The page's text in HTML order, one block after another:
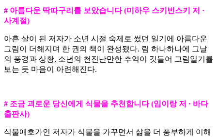
# 아름다운 딱따구리를 보았습니다 (미하우 스키빈스키 저 ·
사계절)
아흔 살이 된 저자가 소년 시절 숙제로 썼던 일기에 아름다운
그림이 더해지며 한 권의 책이 완성됐다. 림 하나하나에 그날
의 풍경과 상황, 소년의 천진난만한 추억이 깃들어 그림일기를
보는 듯 마음이 아련해진다.
# 조금 괴로운 당신에게 식물을 추천합니다 (임이랑 저 · 바다
출판사)
식물애호가인 저자가 식물을 가꾸면서 삶을 더 풍부하게 이해